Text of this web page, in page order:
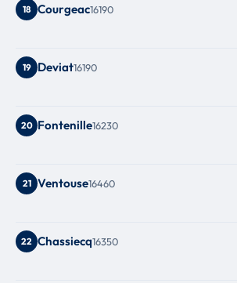
18 Courgeac16190
19 Deviat16190
20 Fontenille16230
21 Ventouse16460
22 Chassiecq16350